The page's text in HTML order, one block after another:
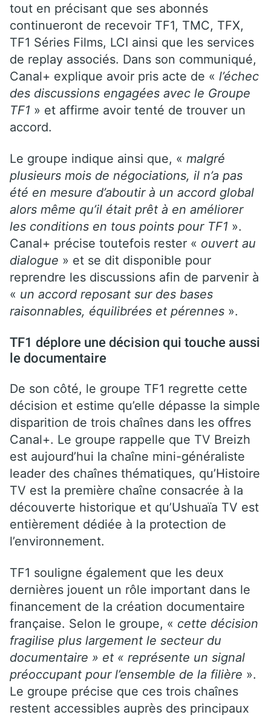
tout en précisant que ses abonnés
continueront de recevoir TF1, TMC, TFX,
TF1 Séries Films, LCI ainsi que les services
de replay associés. Dans son communiqué,
Canal+ explique avoir pris acte de « l’échec
des discussions engagées avec le Groupe
TF1 » et affirme avoir tenté de trouver un
accord.
Le groupe indique ainsi que, « malgré
plusieurs mois de négociations, il n’a pas
été en mesure d’aboutir à un accord global
alors même qu’il était prêt à en améliorer
les conditions en tous points pour TF1 ».
Canal+ précise toutefois rester « ouvert au
dialogue » et se dit disponible pour
reprendre les discussions afin de parvenir à
« un accord reposant sur des bases
raisonnables, équilibrées et pérennes ».
TF1 déplore une décision qui touche aussi
le documentaire
De son côté, le groupe TF1 regrette cette
décision et estime qu’elle dépasse la simple
disparition de trois chaînes dans les offres
Canal+. Le groupe rappelle que TV Breizh
est aujourd’hui la chaîne mini-généraliste
leader des chaînes thématiques, qu’Histoire
TV est la première chaîne consacrée à la
découverte historique et qu’Ushuaïa TV est
entièrement dédiée à la protection de
l’environnement.
TF1 souligne également que les deux
dernières jouent un rôle important dans le
financement de la création documentaire
française. Selon le groupe, « cette décision
fragilise plus largement le secteur du
documentaire » et « représente un signal
préoccupant pour l’ensemble de la filière ».
Le groupe précise que ces trois chaînes
restent accessibles auprès des principaux